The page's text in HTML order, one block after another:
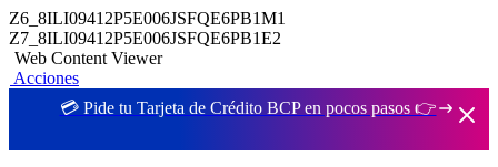
Z6_8ILI09412P5E006JSFQE6PB1M1
Z7_8ILI09412P5E006JSFQE6PB1E2
Web Content Viewer
Acciones
💳 Pide tu Tarjeta de Crédito BCP en pocos pasos 👉